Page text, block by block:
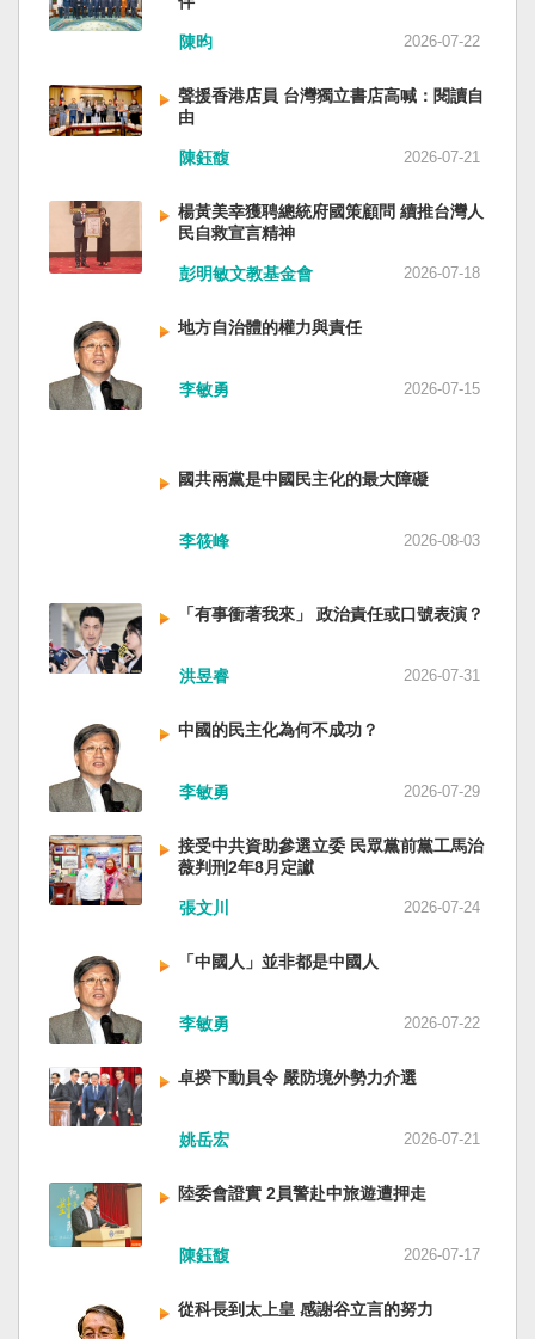
家。 一九四五年八一五，台灣人在祖國的迷惘與
迷障中做了錯誤的選擇，不只造成台灣集體命運
的台灣，要走向新歷史，珍惜台灣自己的條件，
好好建構我們尚未正常化的國家。台灣是小而
美、豐裕而堅強，在太平洋西南海域，一個閃亮
意收拾「中華民國」這個你們立鑄為繼承之國碑
銘的國號，台灣也會尊重歷史，對殘餘中國做歷
史的了結，寫下句點。生活在台灣的人們應共同
起造一個對「中國」不構成侵權的新國家，開啟
（作者是詩人）
與日本都會投入軍事力量協助救援。國軍與日本
自衛隊在大型災害時能提供人力、運輸、工程與
防、搜救與緊急醫療體系；地方政府負責整體應
變與資源調度，警察則協助交通管制、秩序維護
與災區管理。真正成熟的防災制度，需要的是整
期推動全民防災教育與社區演練，值得台灣參
考。但學習日本並非照搬制度，而是思考如何建
立符合台灣社會條件的防災文化。 防災的目的，
不只是讓人民在災害中生存下來，更是在災害發
的防災制度，不是要求人民只能服從撤離命令，
而是讓人民相信：當他們離開家園時，公共制度
會接住他們。
陳昀 2026-07-22
聲援香港店員 台灣獨立書店高喊：閱讀自
由
陳鈺馥 2026-07-21
楊黃美幸獲聘總統府國策顧問 續推台灣人
民自救宣言精神
彭明敏文教基金會 2026-07-18
地方自治體的權力與責任
李敏勇 2026-07-15
國共兩黨是中國民主化的最大障礙
李筱峰 2026-08-03
「有事衝著我來」 政治責任或口號表演？
洪昱睿 2026-07-31
中國的民主化為何不成功？
李敏勇 2026-07-29
接受中共資助參選立委 民眾黨前黨工馬治
薇判刑2年8月定讞
張文川 2026-07-24
「中國人」並非都是中國人
李敏勇 2026-07-22
卓揆下動員令 嚴防境外勢力介選
姚岳宏 2026-07-21
陸委會證實 2員警赴中旅遊遭押走
陳鈺馥 2026-07-17
從科長到太上皇 感謝谷立言的努力